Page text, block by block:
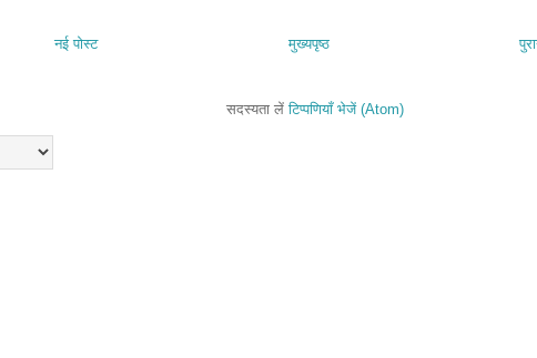
नई पोस्ट मुख्यपृष्ठ
सदस्यता लेंटिप्पणियाँ भेजें (Atom)